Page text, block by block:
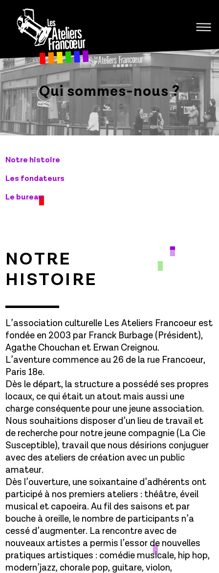
inscrivez-
vous !
contenu
Qui sommes-nous ?
Notre histoire
Les fondateurs
Le bureau
NOTRE
HISTOIRE
L’association culturelle Les Ateliers Francoeur est
fondée en 2003 par Franck Burbage (Président),
Agathe Chouchan et Erwan Creignou.
L’aventure commence au 26 de la rue Francoeur,
Paris 18e.
Dès le départ, la structure a possédé ses propres
locaux, ce qui était un atout mais aussi une
charge conséquente pour une jeune association.
Nous souhaitions disposer d’un lieu de travail et
de recherche pour notre jeune compagnie (La Cie
Susceptible), travail que nous désirions conjuguer
avec des ateliers de création avec un public
amateur.
Dès l’ouverture, une soixantaine d’adhérents ont
participé à nos premiers ateliers : théâtre, éveil
musical et capoeira. Au fil des saisons et par
bouche à oreille, le nombre de participants n’a
cessé d’augmenter. La rencontre avec de
nouveaux artistes a permis l’essor de nouvelles
pratiques artistiques : comédie musicale, hip hop,
modern’jazz, chorale pop, guitare, violon,